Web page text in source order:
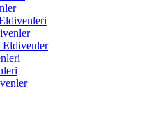
Eldivenler